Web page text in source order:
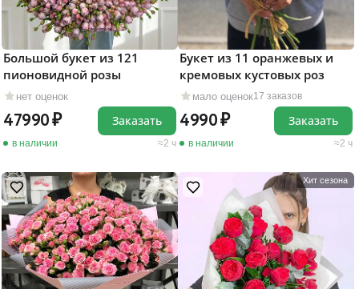
нет оценок
Большой букет из 121
пионовидной розы
47990
в наличии 2 ч
Заказать
мало оценок17 заказов
Букет из 11 оранжевых и
кремовых кустовых роз
4990
в наличии 2 ч
Заказать
Хит сезона